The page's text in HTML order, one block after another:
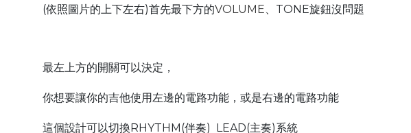
(依照圖片的上下左右)首先最下方的VOLUME、TONE旋鈕沒問題
最左上方的開關可以決定，
你想要讓你的吉他使用左邊的電路功能，或是右邊的電路功能
這個設計可以切換RHYTHM(伴奏) LEAD(主奏)系統